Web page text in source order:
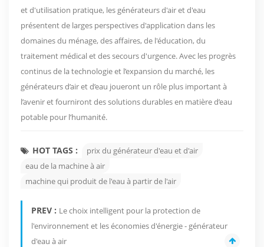
et d'utilisation pratique, les générateurs d'air et d'eau
présentent de larges perspectives d'application dans les
domaines du ménage, des affaires, de l'éducation, du
traitement médical et des secours d'urgence. Avec les progrès
continus de la technologie et l’expansion du marché, les
générateurs d’air et d’eau joueront un rôle plus important à
l’avenir et fourniront des solutions durables en matière d’eau
potable pour l’humanité.
HOT TAGS :
prix du générateur d'eau et d'air
eau de la machine à air
machine qui produit de l'eau à partir de l'air
PREV : Le choix intelligent pour la protection de
l'environnement et les économies d'énergie - générateur
d'eau à air